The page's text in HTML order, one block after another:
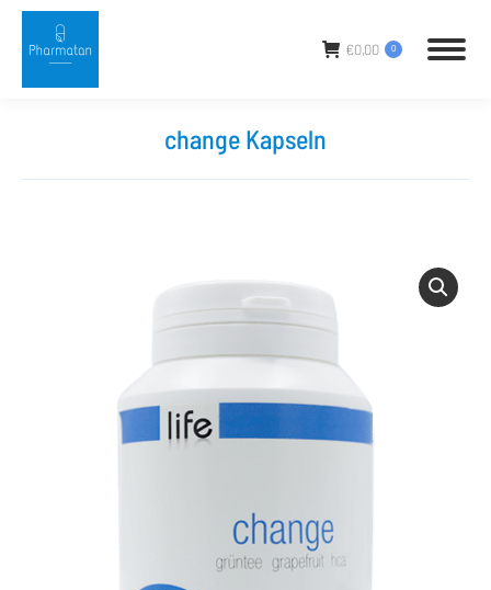
€0,00 0
change Kapseln